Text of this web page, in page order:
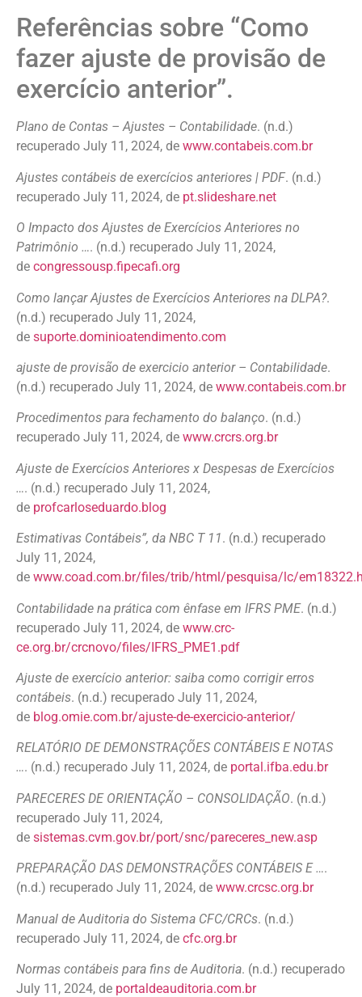
Referências sobre “Como
fazer ajuste de provisão de
exercício anterior”.
Plano de Contas – Ajustes – Contabilidade. (n.d.)
recuperado July 11, 2024, de www.contabeis.com.br
Ajustes contábeis de exercícios anteriores | PDF. (n.d.)
recuperado July 11, 2024, de pt.slideshare.net
O Impacto dos Ajustes de Exercícios Anteriores no
Patrimônio …. (n.d.) recuperado July 11, 2024,
de congressousp.fipecafi.org
Como lançar Ajustes de Exercícios Anteriores na DLPA?.
(n.d.) recuperado July 11, 2024,
de suporte.dominioatendimento.com
ajuste de provisão de exercicio anterior – Contabilidade.
(n.d.) recuperado July 11, 2024, de www.contabeis.com.br
Procedimentos para fechamento do balanço. (n.d.)
recuperado July 11, 2024, de www.crcrs.org.br
Ajuste de Exercícios Anteriores x Despesas de Exercícios
…. (n.d.) recuperado July 11, 2024,
de profcarloseduardo.blog
Estimativas Contábeis”, da NBC T 11. (n.d.) recuperado
July 11, 2024,
de www.coad.com.br/files/trib/html/pesquisa/lc/
Contabilidade na prática com ênfase em IFRS PME. (n.d.)
recuperado July 11, 2024, de www.crc-
ce.org.br/crcnovo/files/IFRS_PME1.pdf
Ajuste de exercício anterior: saiba como corrigir erros
contábeis. (n.d.) recuperado July 11, 2024,
de blog.omie.com.br/ajuste-de-exercicio-anterior/
RELATÓRIO DE DEMONSTRAÇÕES CONTÁBEIS E NOTAS
…. (n.d.) recuperado July 11, 2024, de portal.ifba.edu.br
PARECERES DE ORIENTAÇÃO – CONSOLIDAÇÃO. (n.d.)
recuperado July 11, 2024,
de sistemas.cvm.gov.br/port/snc/pareceres_new.asp
PREPARAÇÃO DAS DEMONSTRAÇÕES CONTÁBEIS E ….
(n.d.) recuperado July 11, 2024, de www.crcsc.org.br
Manual de Auditoria do Sistema CFC/CRCs. (n.d.)
recuperado July 11, 2024, de cfc.org.br
Normas contábeis para fins de Auditoria. (n.d.) recuperado
July 11, 2024, de portaldeauditoria.com.br